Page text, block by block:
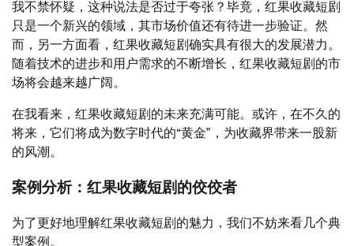
我不禁怀疑，这种说法是否过于夸张？毕竟，红果收藏短剧
只是一个新兴的领域，其市场价值还有待进一步验证。然
而，另一方面看，红果收藏短剧确实具有很大的发展潜力。
随着技术的进步和用户需求的不断增长，红果收藏短剧的市
场将会越来越广阔。
在我看来，红果收藏短剧的未来充满可能。或许，在不久的
将来，它们将成为数字时代的“黄金”，为收藏界带来一股新
的风潮。
案例分析：红果收藏短剧的佼佼者
为了更好地理解红果收藏短剧的魅力，我们不妨来看几个典
型案例。